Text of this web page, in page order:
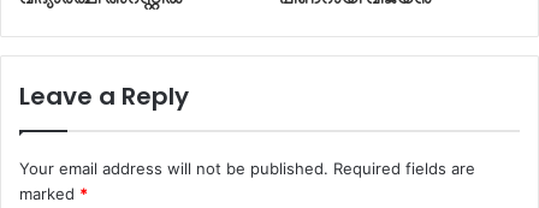
Leave a Reply
Your email address will not be published. Required fields are
marked *